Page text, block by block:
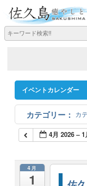
イベントカレンダー
カ
4月 2026 – 1
4月
1